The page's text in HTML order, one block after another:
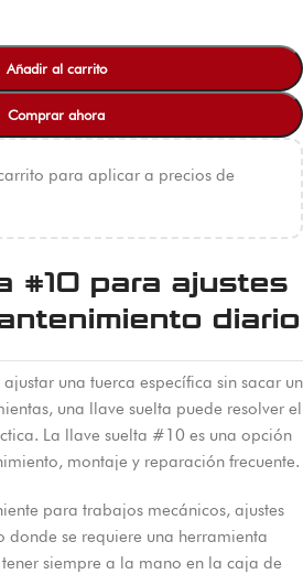
Añadir al carrito
Comprar ahora
para aplicar a precios de
#10 para ajustes
diario
una tuerca específica sin sacar un
una llave suelta puede resolver el
La llave suelta #10 es una opción
montaje y reparación frecuente.
para trabajos mecánicos, ajustes
donde se requiere una herramienta
siempre a la mano en la caja de